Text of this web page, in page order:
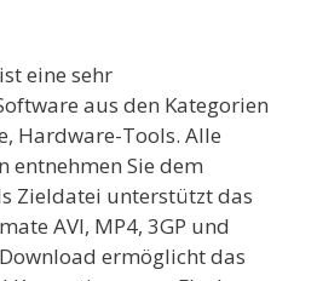
eine sehr
aus den Kategorien
Hardware-Tools. Alle
entnehmen Sie dem
Zieldatei unterstützt das
AVI, MP4, 3GP und
ermöglicht das